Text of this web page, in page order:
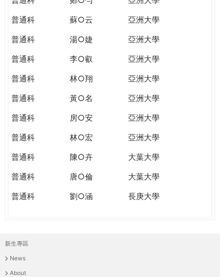
普通科
蘇○云
亞洲大學
普通科
湯○婕
亞洲大學
普通科
李○叡
亞洲大學
普通科
林○翔
亞洲大學
普通科
黃○名
亞洲大學
普通科
房○安
亞洲大學
普通科
林○宏
亞洲大學
普通科
陳○卉
大葉大學
普通科
唐○倫
大葉大學
普通科
劉○涵 長庚大學
主
選
新生專區
News
About